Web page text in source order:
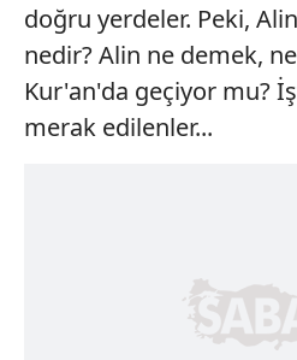
doğru yerdeler. Peki,
nedir? Alin ne demek,
Kur'an'da geçiyor mu?
merak edilenler...